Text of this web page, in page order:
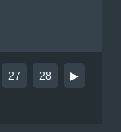
27 28 ▶